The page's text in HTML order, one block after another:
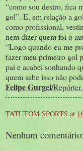
“como sou destro, fica
gol”. E, em relação a
como profissional,
nem dizer quem foi o
“Logo quando eu me
fazer meu primeiro gol
pai e acabei sonhando
quem sabe isso não
Felipe Gurgel/
TATUTOM SPORTS at
Nenhum comentário: